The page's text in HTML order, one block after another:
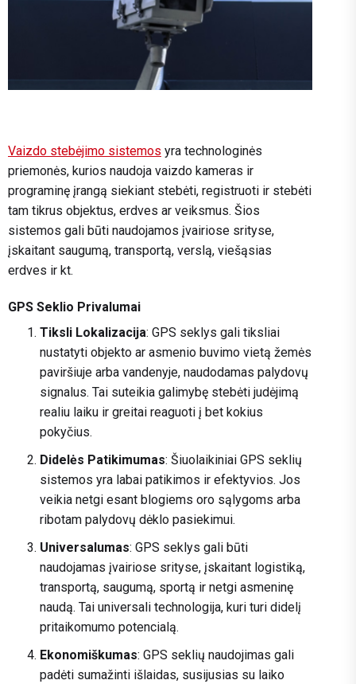
Vaizdo stebėjimo sistemos yra technologinės
priemonės, kurios naudoja vaizdo kameras ir
programinę įrangą siekiant stebėti, registruoti ir stebėti
tam tikrus objektus, erdves ar veiksmus. Šios
sistemos gali būti naudojamos įvairiose srityse,
įskaitant saugumą, transportą, verslą, viešąsias
erdves ir kt.
GPS Seklio Privalumai
Tiksli Lokalizacija: GPS seklys gali tiksliai
nustatyti objekto ar asmenio buvimo vietą žemės
paviršiuje arba vandenyje, naudodamas palydovų
signalus. Tai suteikia galimybę stebėti judėjimą
realiu laiku ir greitai reaguoti į bet kokius
pokyčius.
Didelės Patikimumas: Šiuolaikiniai GPS seklių
sistemos yra labai patikimos ir efektyvios. Jos
veikia netgi esant blogiems oro sąlygoms arba
ribotam palydovų dėklo pasiekimui.
Universalumas: GPS seklys gali būti
naudojamas įvairiose srityse, įskaitant logistiką,
transportą, saugumą, sportą ir netgi asmeninę
naudą. Tai universali technologija, kuri turi didelį
pritaikomumo potencialą.
Ekonomiškumas: GPS seklių naudojimas gali
padėti sumažinti išlaidas, susijusias su laiko